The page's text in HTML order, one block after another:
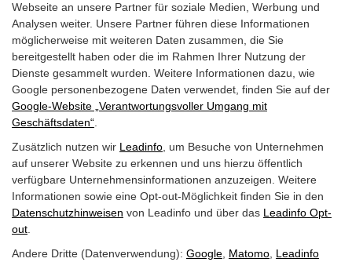
Webseite an unsere Partner für soziale Medien, Werbung und
Analysen weiter. Unsere Partner führen diese Informationen
möglicherweise mit weiteren Daten zusammen, die Sie
bereitgestellt haben oder die im Rahmen Ihrer Nutzung der
Dienste gesammelt wurden. Weitere Informationen dazu, wie
Google personenbezogene Daten verwendet, finden Sie auf der
Google‑Website „Verantwortungsvoller Umgang mit
Geschäftsdaten“
Zusätzlich nutzen wir Leadinfo , um Besuche von Unternehmen
auf unserer Website zu erkennen und uns hierzu öffentlich
verfügbare Unternehmensinformationen anzuzeigen. Weitere
Informationen sowie eine Opt-out-Möglichkeit finden Sie in den
Datenschutzhinweisen von Leadinfo und über das Leadinfo Opt-
out
Andere Dritte (Datenverwendung): Google Matomo Leadinfo
Karriere
Kontakt
E:info@efabrik.at
T:+43 664 158 4991
Büro Salzburg
Gewerbegebiet S 4/1
5204 Straßwalchen